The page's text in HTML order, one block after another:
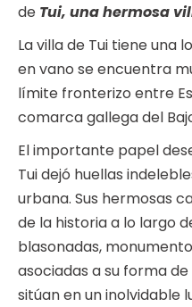
de Tui, una hermosa
La villa de Tui tiene una
en vano se encuentra
límite fronterizo entre
comarca gallega del
El importante papel
Tui dejó huellas
urbana. Sus hermosas
de la historia a lo largo
blasonadas,
asociadas a su forma
sitúan en un inolvidable